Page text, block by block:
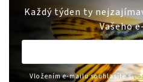
Každý týden ty
Vašeho
Vložením e-mailu souhlasíte s